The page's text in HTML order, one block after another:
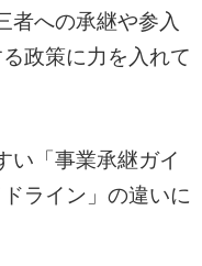
者への承継や参入
政策に力を入れて
い「事業承継ガイ
ライン」の違いに